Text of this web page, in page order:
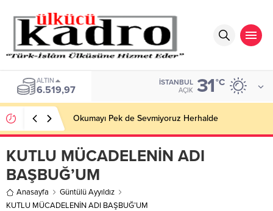
ALTIN
6.519,97
İSTANBUL
AÇIK 31°C
Okumayı Pek de Sevmiyoruz Herhalde
KUTLU MÜCADELENİN ADI
BAŞBUĞ’UM
Anasayfa
Güntülü Ayyıldız
KUTLU MÜCADELENİN ADI BAŞBUĞ’UM